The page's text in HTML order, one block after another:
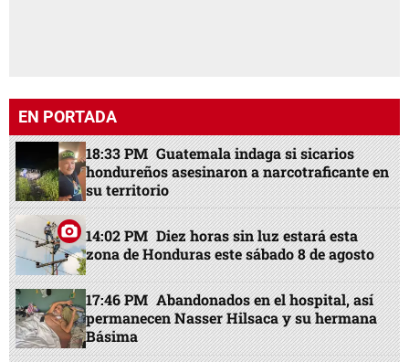
EN PORTADA
18:33 PM Guatemala indaga si sicarios
hondureños asesinaron a narcotraficante en
su territorio
14:02 PM Diez horas sin luz estará esta
zona de Honduras este sábado 8 de agosto
17:46 PM Abandonados en el hospital, así
permanecen Nasser Hilsaca y su hermana
Básima